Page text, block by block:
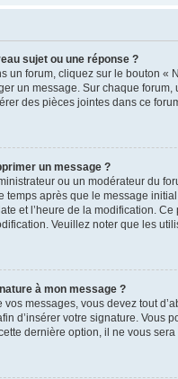
sujet ou une réponse ?
un forum, cliquez sur le bouton
un message. Sur chaque
des pièces jointes dans ce
un message ?
ou un modérateur du
temps après que le message
et l’heure de la modification.
Veuillez noter que les
à mon message ?
messages, vous devez tout
d’insérer votre signature.
dernière option, il ne vous